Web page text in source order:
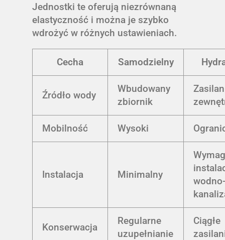
Jednostki te oferują niezrównaną
elastyczność i można je szybko
wdrożyć w różnych ustawieniach.
Cecha Samodzielny
Źródło wody
Wbudowany
zbiornik
Mobilność Wysoki
Instalacja Minimalny
Konserwacja
Regularne
uzupełnianie
Ciągłe